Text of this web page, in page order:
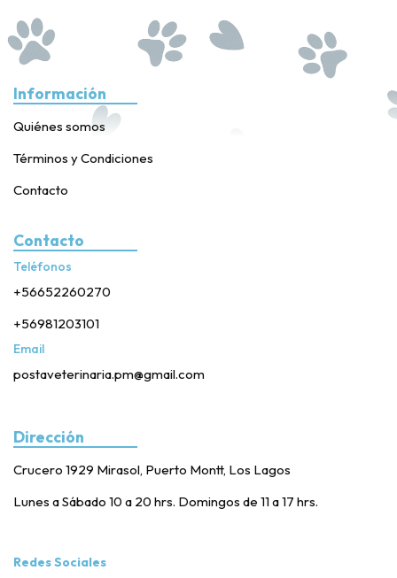
Información
Quiénes somos
Términos y Condiciones
Contacto
Contacto
Teléfonos
+56652260270
+56981203101
Email
postaveterinaria.pm@gmail.com
Dirección
Crucero 1929 Mirasol, Puerto Montt, Los Lagos
Lunes a Sábado 10 a 20 hrs. Domingos de 11 a 17 hrs.
Redes Sociales